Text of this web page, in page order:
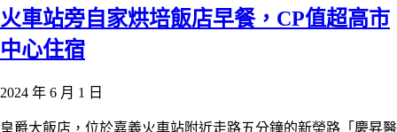
火車站旁自家烘培飯店早餐，CP值超高市
中心住宿
2024 年 6 月 1 日
皇爵大飯店，位於嘉義火車站附近走路五分鐘的新榮路「慶昇醫